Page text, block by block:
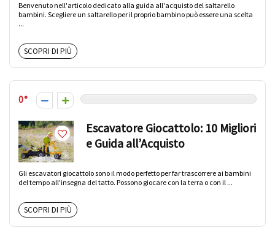
Benvenuto nell'articolo dedicato alla guida all'acquisto del saltarello
bambini. Scegliere un saltarello per il proprio bambino può essere una scelta
...
SCOPRI DI PIÙ
0
Escavatore Giocattolo: 10 Migliori
e Guida all’Acquisto
Gli escavatori giocattolo sono il modo perfetto per far trascorrere ai bambini
del tempo all'insegna del tatto. Possono giocare con la terra o con il ...
SCOPRI DI PIÙ